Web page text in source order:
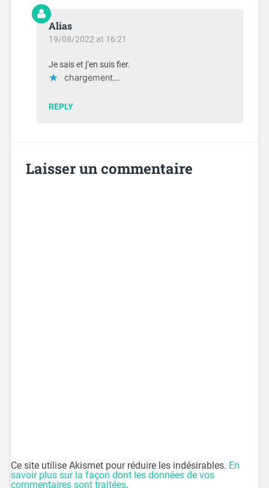
Alias
19/08/2022 at 16:21
Je sais et j’en suis fier.
chargement…
REPLY
Laisser un commentaire
Ce site utilise Akismet pour réduire les indésirables. En
savoir plus sur la façon dont les données de vos
commentaires sont traitées.